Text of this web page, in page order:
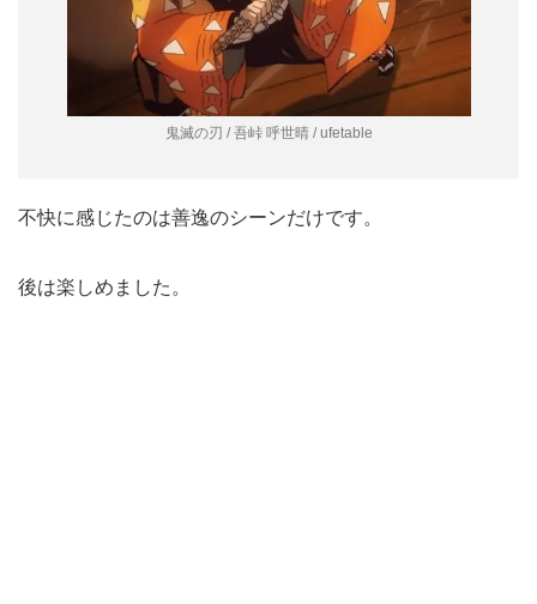
鬼滅の刃 / 吾峠 呼世晴 / ufetable
不快に感じたのは善逸のシーンだけです。
後は楽しめました。